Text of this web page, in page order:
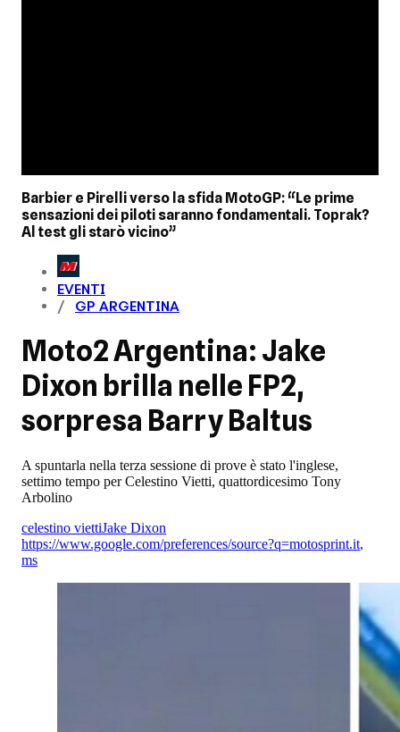
Barbier e Pirelli verso la sfida MotoGP: “Le prime
sensazioni dei piloti saranno fondamentali. Toprak?
Al test gli starò vicino”
EVENTI
GP ARGENTINA
Moto2 Argentina: Jake
Dixon brilla nelle FP2,
sorpresa Barry Baltus
A spuntarla nella terza sessione di prove è stato l'inglese,
settimo tempo per Celestino Vietti, quattordicesimo Tony
Arbolino
celestino viettiJake Dixon
https://www.google.com/preferences/source?q=motosprint.it,
ms